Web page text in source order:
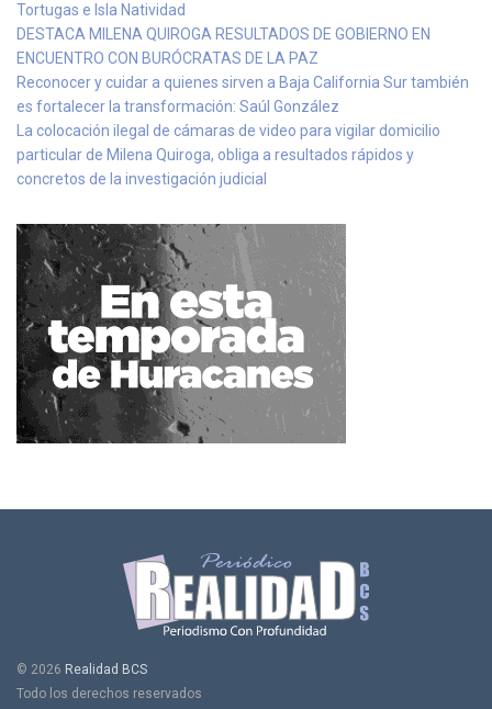
Tortugas e Isla Natividad
DESTACA MILENA QUIROGA RESULTADOS DE GOBIERNO EN
ENCUENTRO CON BURÓCRATAS DE LA PAZ
Reconocer y cuidar a quienes sirven a Baja California Sur también
es fortalecer la transformación: Saúl González
La colocación ilegal de cámaras de video para vigilar domicilio
particular de Milena Quiroga, obliga a resultados rápidos y
concretos de la investigación judicial
© 2026 Realidad BCS
Todo los derechos reservados